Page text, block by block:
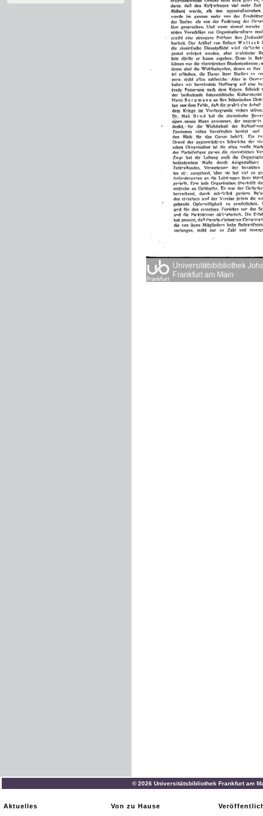
© 2026 Universitätsbibliothek Frankfurt am
Aktuelles
Von zu Hause